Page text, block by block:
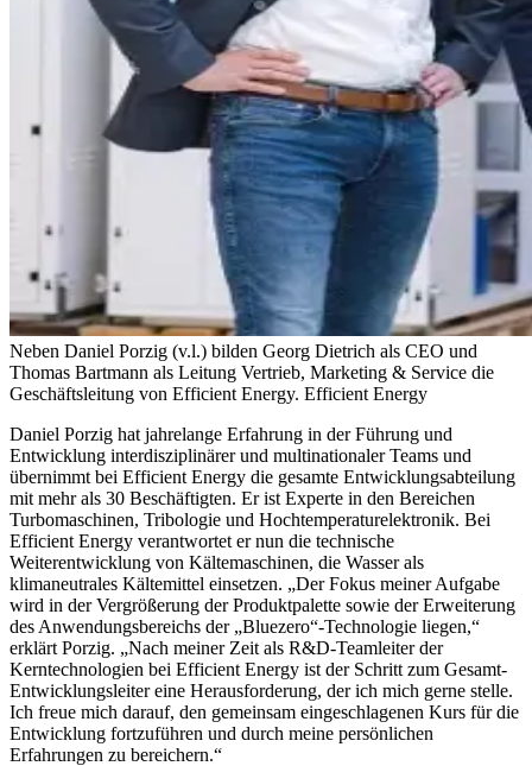
Neben Daniel Porzig (v.l.) bilden Georg Dietrich als CEO und
Thomas Bartmann als Leitung Vertrieb, Marketing & Service die
Geschäftsleitung von Efficient Energy. Efficient Energy
Daniel Porzig hat jahrelange Erfahrung in der Führung und
Entwicklung interdisziplinärer und multinationaler Teams und
übernimmt bei Efficient Energy die gesamte Entwicklungsabteilung
mit mehr als 30 Beschäftigten. Er ist Experte in den Bereichen
Turbomaschinen, Tribologie und Hochtemperaturelektronik. Bei
Efficient Energy verantwortet er nun die technische
Weiterentwicklung von Kältemaschinen, die Wasser als
klimaneutrales Kältemittel einsetzen. „Der Fokus meiner Aufgabe
wird in der Vergrößerung der Produktpalette sowie der Erweiterung
des Anwendungsbereichs der „Bluezero“-Technologie liegen,“
erklärt Porzig. „Nach meiner Zeit als R&D-Teamleiter der
Kerntechnologien bei Efficient Energy ist der Schritt zum Gesamt-
Entwicklungsleiter eine Herausforderung, der ich mich gerne stelle.
Ich freue mich darauf, den gemeinsam eingeschlagenen Kurs für die
Entwicklung fortzuführen und durch meine persönlichen
Erfahrungen zu bereichern.“